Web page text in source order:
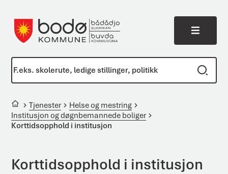
Meny
Du er her:Tjenester
Helse og mestring
Institusjon og døgnbemannede boliger
Korttidsopphold i institusjon
Korttidsopphold i institusjon